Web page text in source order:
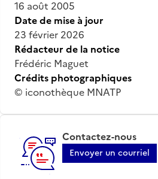
16 août 2005
Date de mise à jour
23 février 2026
Rédacteur de la notice
Frédéric Maguet
Crédits photographiques
© iconothèque MNATP
Contactez-nous
Envoyer un courriel